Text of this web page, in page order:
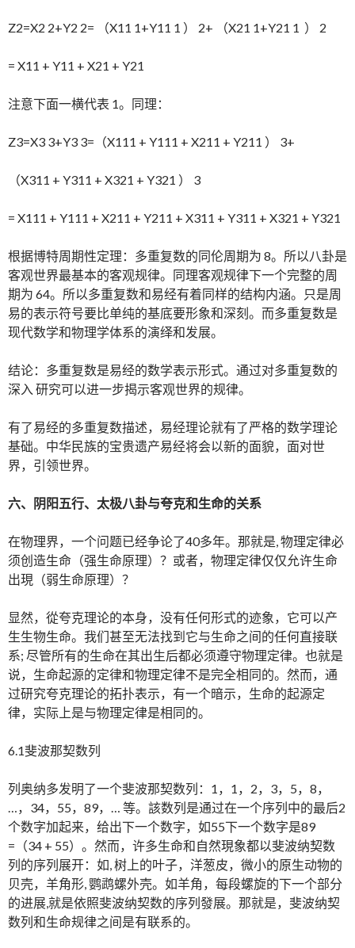
Z2=X2 2+Y2 2= （X11 1+Y11 1 ） 2+ （X21 1+Y21 1 ） 2
= X11 + Y11 + X21 + Y21
注意下面一横代表 1。同理：
Z3=X3 3+Y3 3=（X111 + Y111 + X211 + Y211 ） 3+
（X311 + Y311 + X321 + Y321 ） 3
= X111 + Y111 + X211 + Y211 + X311 + Y311 + X321 + Y321
根据博特周期性定理：多重复数的同伦周期为 8。所以八卦是
客观世界最基本的客观规律。同理客观规律下一个完整的周
期为 64。所以多重复数和易经有着同样的结构内涵。只是周
易的表示符号要比单纯的基底要形象和深刻。而多重复数是
现代数学和物理学体系的演绎和发展。
结论：多重复数是易经的数学表示形式。通过对多重复数的
深入 研究可以进一步揭示客观世界的规律。
有了易经的多重复数描述，易经理论就有了严格的数学理论
基础。中华民族的宝贵遗产易经将会以新的面貌，面对世
界，引领世界。
六、阴阳五行、太极八卦与夸克和生命的关系
在物理界，一个问题已经争论了40多年。那就是, 物理定律必
须创造生命（强生命原理）？或者，物理定律仅仅允许生命
出現（弱生命原理）？
显然，從夸克理论的本身，没有任何形式的迹象，它可以产
生生物生命。我们甚至无法找到它与生命之间的任何直接联
系; 尽管所有的生命在其出生后都必须遵守物理定律。也就是
说，生命起源的定律和物理定律不是完全相同的。然而，通
过研究夸克理论的拓扑表示，有一个暗示，生命的起源定
律，实际上是与物理定律是相同的。
6.1斐波那契数列
列奥纳多发明了一个斐波那契数列：1，1，2，3，5，8，
…，34，55，89，… 等。該数列是通过在一个序列中的最后2
个数字加起来，给出下一个数字，如55下一个数字是89
=（34 + 55）。然而，许多生命和自然現象都以斐波纳契数
列的序列展开：如, 树上的叶子，洋葱皮，微小的原生动物的
贝壳，羊角形, 鹦鹉螺外壳。如羊角，每段螺旋的下一个部分
的进展,就是依照斐波纳契数的序列發展。那就是，斐波纳契
数列和生命规律之间是有联系的。